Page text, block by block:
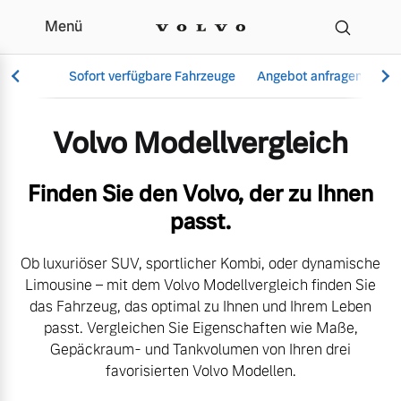
Der Volvo
Menü
Sofort verfügbare Fahrzeuge Angebot anfragen
Vollelektrisch
6 Modelle
Plug-in Hybrid
3 Modelle
Aktuelle Angebote
Über uns
Volvo Modellvergleich
Finden Sie den Volvo, der zu Ihnen
passt.
Ob luxuriöser SUV, sportlicher Kombi, oder dynamische
Limousine – mit dem Volvo Modellvergleich finden Sie
das Fahrzeug, das optimal zu Ihnen und Ihrem Leben
passt. Vergleichen Sie Eigenschaften wie Maße,
Gepäckraum- und Tankvolumen von Ihren drei
favorisierten Volvo Modellen.